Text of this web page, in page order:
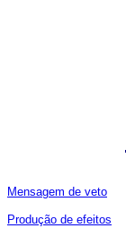
Mensagem de veto
Produção de efeitos